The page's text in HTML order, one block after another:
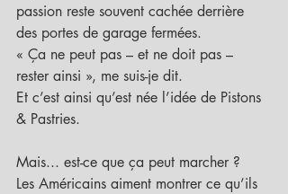
passion reste souvent cachée derrière
des portes de garage fermées.
« Ça ne peut pas – et ne doit pas –
rester ainsi », me suis-je dit.
Et c’est ainsi qu’est née l’idée de Pistons
& Pastries.
Mais... est-ce que ça peut marcher ?
Les Américains aiment montrer ce qu’ils